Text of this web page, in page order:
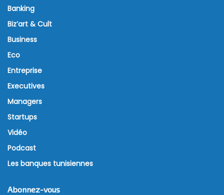
Banking
Biz’art & Cult
Business
Eco
Entreprise
Executives
Managers
Startups
Vidéo
Podcast
Les banques tunisiennes
Abonnez-vous